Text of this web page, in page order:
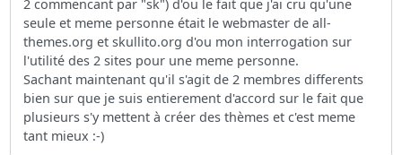
2 commencant par "sk") d'ou le fait que j'ai cru qu'une
seule et meme personne était le webmaster de all-
themes.org et skullito.org d'ou mon interrogation sur
l'utilité des 2 sites pour une meme personne.
Sachant maintenant qu'il s'agit de 2 membres differents
bien sur que je suis entierement d'accord sur le fait que
plusieurs s'y mettent à créer des thèmes et c'est meme
tant mieux :-)